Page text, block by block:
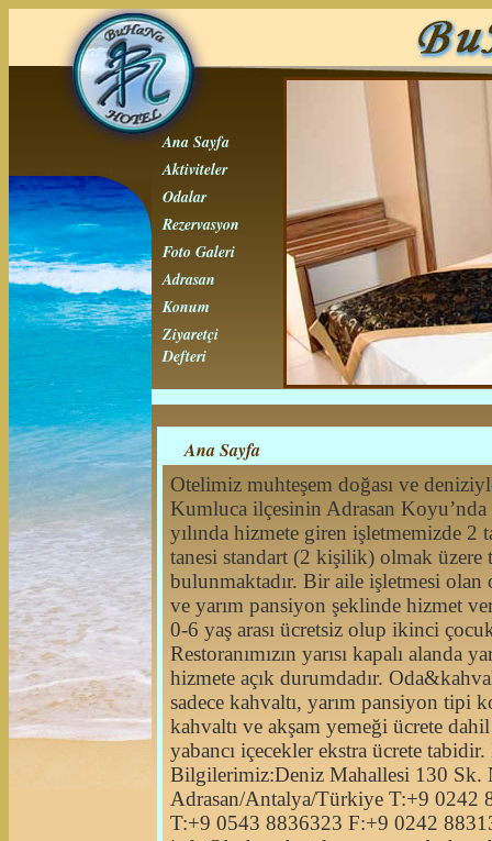
Ana Sayfa
Aktiviteler
Odalar
Rezervasyon
Foto Galeri
Adrasan
Konum
Ziyaretçi
Defteri
Ana Sayfa
Otelimiz muhteşem doğası ve
Kumluca ilçesinin Adrasan Koyu’nda
yılında hizmete giren işletmemizde
tanesi standart (2 kişilik) olmak üzere
bulunmaktadır. Bir aile işletmesi
ve yarım pansiyon şeklinde hizmet
0-6 yaş arası ücretsiz olup ikinci
Restoranımızın yarısı kapalı alanda
hizmete açık durumdadır.
sadece kahvaltı, yarım pansiyon tipi
kahvaltı ve akşam yemeği ücrete
yabancı içecekler ekstra ücrete
Bilgilerimiz:Deniz Mahallesi 130 Sk.
Adrasan/Antalya/Türkiye T:+9 0242
T:+9 0543 8836323 F:+9 0242